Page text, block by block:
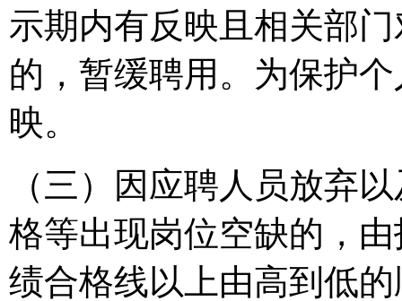
示期内有反映且相关部
的，暂缓聘用。为保护
映。
（三）因应聘人员放弃
格等出现岗位空缺的，
绩合格线以上由高到低